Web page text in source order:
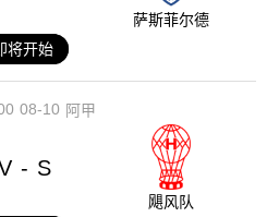
萨斯菲尔德
将开始
08-10 阿甲
- S
飓风队